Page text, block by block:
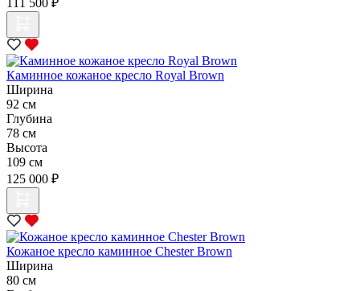
Каминное кожаное кресло Royal Brown
Ширина
92 см
Глубина
78 см
Высота
109 см
125 000 ₽
Кожаное кресло каминное Chester Brown
Ширина
80 см